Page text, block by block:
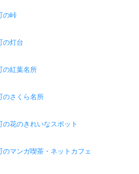
の峠
の灯台
の紅葉名所
のさくら名所
花のきれいなスポット
マンガ喫茶・ネットカフェ